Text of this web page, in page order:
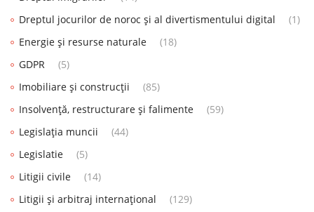
Dreptul jocurilor de noroc și al divertismentului digital
(1)
Energie și resurse naturale
(18)
GDPR
(5)
Imobiliare și construcții
(85)
Insolvență, restructurare și falimente
(59)
Legislația muncii
(44)
Legislatie
(5)
Litigii civile
(14)
Litigii și arbitraj internațional
(129)